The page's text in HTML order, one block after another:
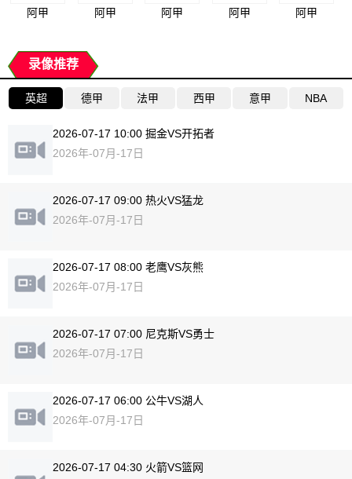
阿甲 阿甲 阿甲 阿甲 阿甲
录像推荐
英超 德甲 法甲 西甲 意甲 NBA
2026-07-17 10:00 掘金VS开拓者
2026年-07月-17日
2026-07-17 09:00 热火VS猛龙
2026年-07月-17日
2026-07-17 08:00 老鹰VS灰熊
2026年-07月-17日
2026-07-17 07:00 尼克斯VS勇士
2026年-07月-17日
2026-07-17 06:00 公牛VS湖人
2026年-07月-17日
2026-07-17 04:30 火箭VS篮网